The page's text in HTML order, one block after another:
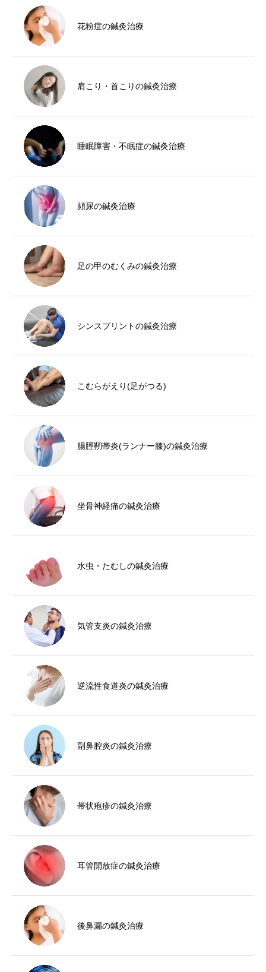
花粉症の鍼灸治療
肩こり・首こりの鍼灸治療
睡眠障害・不眠症の鍼灸治療
頻尿の鍼灸治療
足の甲のむくみの鍼灸治療
シンスプリントの鍼灸治療
こむらがえり(足がつる)
腸脛靭帯炎(ランナー膝)の鍼灸治療
坐骨神経痛の鍼灸治療
水虫・たむしの鍼灸治療
気管支炎の鍼灸治療
逆流性食道炎の鍼灸治療
副鼻腔炎の鍼灸治療
帯状疱疹の鍼灸治療
耳管開放症の鍼灸治療
後鼻漏の鍼灸治療